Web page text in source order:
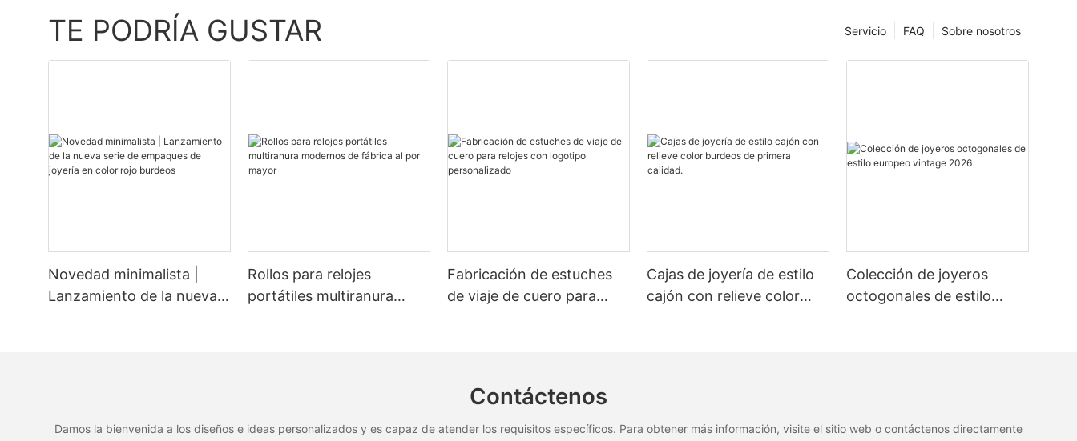
TE PODRÍA GUSTAR Sobre nosotros
FAQ
Servicio
Novedad minimalista |
Lanzamiento de la nueva
Rollos para relojes
portátiles multiranura
Fabricación de estuches
de viaje de cuero para
Cajas de joyería de estilo
cajón con relieve color
Colección de joyeros
octogonales de estilo
Contáctenos
Damos la bienvenida a los diseños e ideas personalizados y es capaz de atender los requisitos específicos. Para obtener más información, visite el sitio web o contáctenos directamente